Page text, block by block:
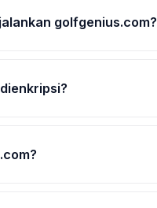
golfgenius.com?